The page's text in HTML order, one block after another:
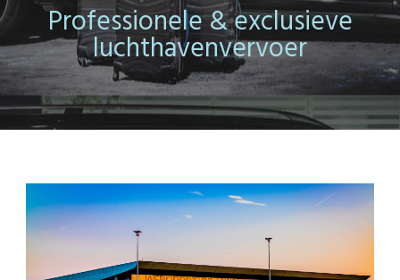
Professionele & exclusieve
luchthavenvervoer